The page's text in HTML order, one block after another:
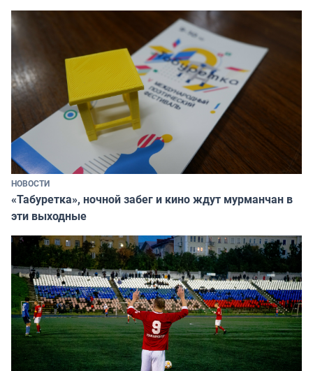
НОВОСТИ
«Табуретка», ночной забег и кино ждут мурманчан в
эти выходные